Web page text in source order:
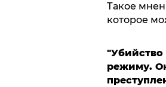
Такое
которое
"Убийство
режиму.